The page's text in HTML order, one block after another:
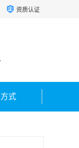
资质认证
式